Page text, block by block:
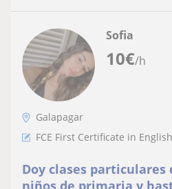
10€/h
Sofia
Galapagar
FCE First Certificate in English
Doy clases particulares